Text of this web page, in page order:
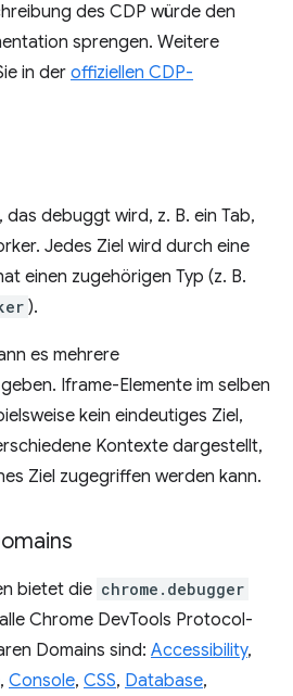
des CDP würde den
sprengen. Weitere
in der offiziellen CDP-
das debuggt wird, z. B. ein Tab,
Jedes Ziel wird durch eine
einen zugehörigen Typ (z. B.
).
es mehrere
Iframe-Elemente im selben
kein eindeutiges Ziel,
Kontexte dargestellt,
Ziel zugegriffen werden kann.
bietet die chrome.debugger
Chrome DevTools Protocol-
Domains sind: Accessibility,
, Console, CSS, Database,